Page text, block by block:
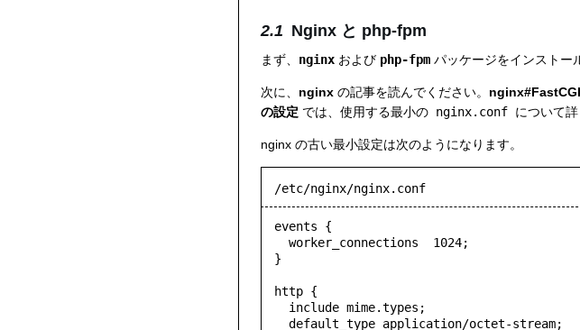
Nginx と php-fpm
まず、 nginx および php-fpm パッケージをインストー
次に、 nginx の記事を読んでください。 nginx#FastCGI
の設定 では、使用する最小の nginx.conf について詳
nginx の古い最小設定は次のようになります。
/etc/nginx/nginx.conf
events {
}
http {